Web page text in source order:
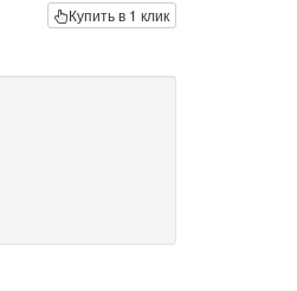
Купить в 1 клик